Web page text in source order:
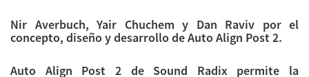
Nir Averbuch, Yair Chuchem y Dan Raviv por el
concepto, diseño y desarrollo de Auto Align Post 2.
Auto Align Post 2 de Sound Radix permite la